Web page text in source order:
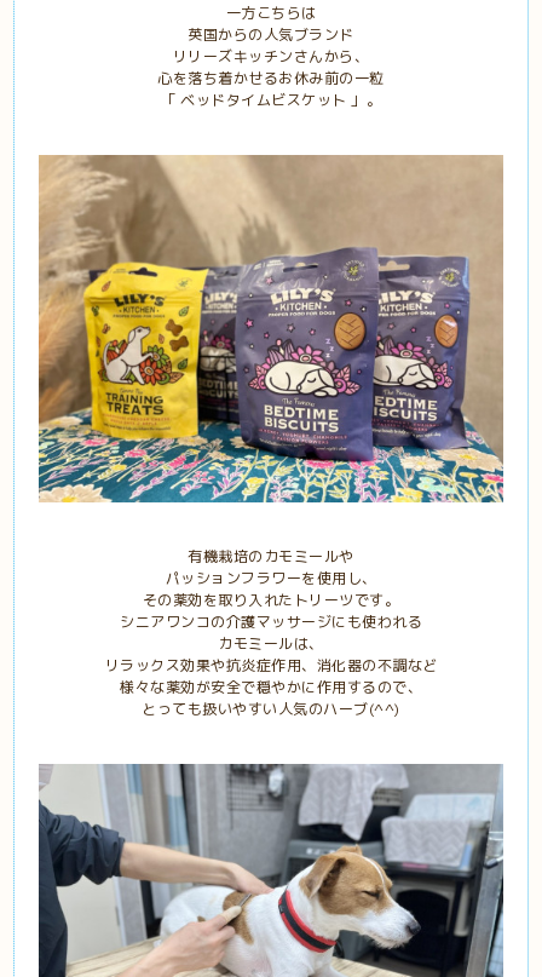
一方こちらは
英国からの人気ブランド
リリーズキッチンさんから、
心を落ち着かせるお休み前の一粒
「 ベッドタイムビスケット 」。
有機栽培のカモミールや
パッションフラワーを使用し、
その薬効を取り入れたトリーツです。
シニアワンコの介護マッサージにも使われる
カモミールは、
リラックス効果や抗炎症作用、消化器の不調など
様々な薬効が安全で穏やかに作用するので、
とっても扱いやすい人気のハーブ(^^)